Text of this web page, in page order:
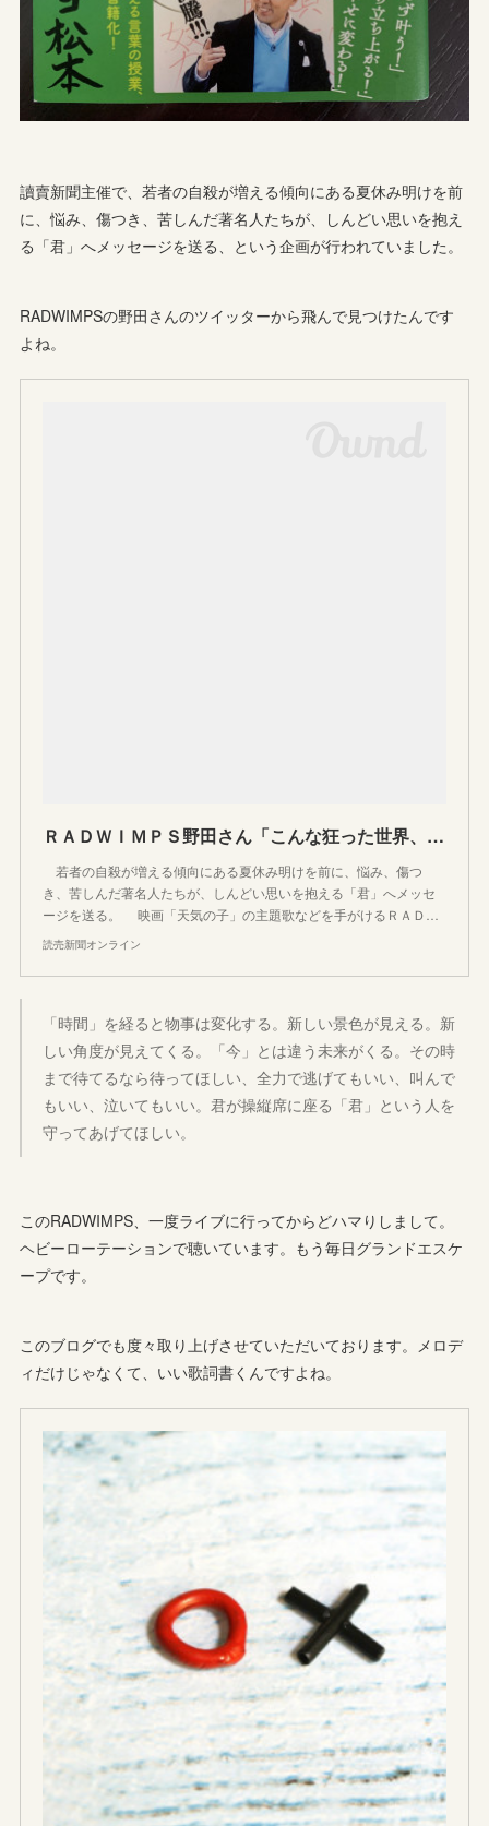
讀賣新聞主催で、若者の自殺が増える傾向にある夏休み明けを前
に、悩み、傷つき、苦しんだ著名人たちが、しんどい思いを抱え
る「君」へメッセージを送る、という企画が行われていました。
RADWIMPSの野田さんのツイッターから飛んで見つけたんです
よね。
ＲＡＤＷＩＭＰＳ野田さん「こんな狂った世界、苦しいのは自然」「一生は続かない」…ＳＴＯＰ自殺 #しんどい君へ : 教育・受験・就活
若者の自殺が増える傾向にある夏休み明けを前に、悩み、傷つ
き、苦しんだ著名人たちが、しんどい思いを抱える「君」へメッセ
ージを送る。 映画「天気の子」の主題歌などを手がけるＲＡＤ…
読売新聞オンライン
「時間」を経ると物事は変化する。新しい景色が見える。新
しい角度が見えてくる。「今」とは違う未来がくる。その時
まで待てるなら待ってほしい、全力で逃げてもいい、叫んで
もいい、泣いてもいい。君が操縦席に座る「君」という人を
守ってあげてほしい。
このRADWIMPS、一度ライブに行ってからどハマりしまして。
ヘビーローテーションで聴いています。もう毎日グランドエスケ
ープです。
このブログでも度々取り上げさせていただいております。メロデ
ィだけじゃなくて、いい歌詞書くんですよね。